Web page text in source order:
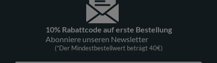
10% Rabattcode auf erste Bestellung
Abonniere unseren Newsletter
(*Der Mindestbestellwert beträgt 40€)